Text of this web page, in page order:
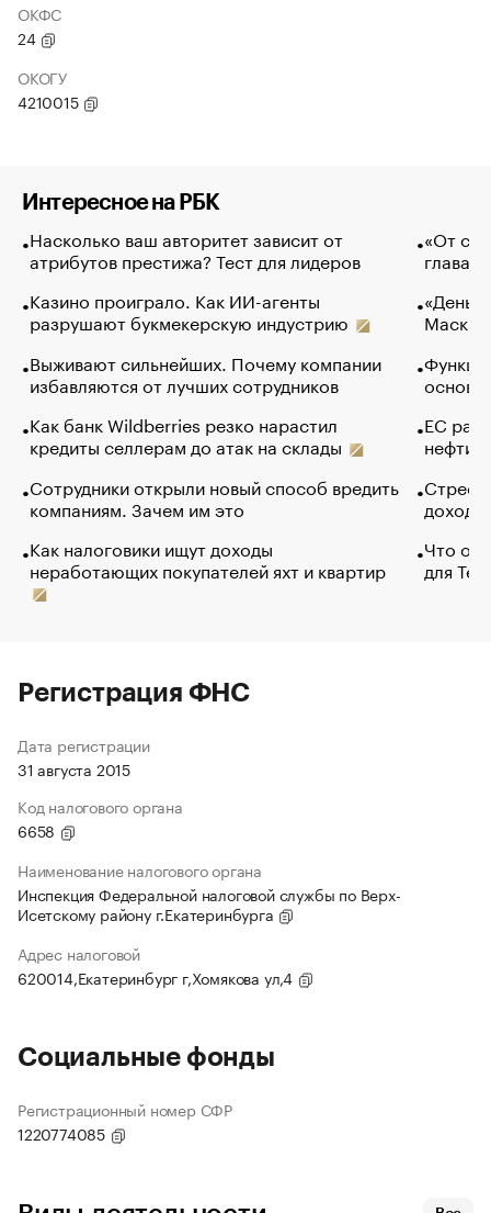
ОКФС
24
ОКОГУ
4210015
Интересное на РБК
Насколько ваш авторитет зависит от
атрибутов престижа? Тест для лидеров
Казино проиграло. Как ИИ-агенты
разрушают букмекерскую индустрию
Выживают сильнейших. Почему компании
избавляются от лучших сотрудников
Как банк Wildberries резко нарастил
кредиты селлерам до атак на склады
Сотрудники открыли новый способ вредить
компаниям. Зачем им это
Как налоговики ищут доходы
неработающих покупателей яхт и квартир
«От
глава
Маск в
основ
ЕС
нефти
Что
для
Регистрация ФНС
Дата регистрации
31 августа 2015
Код налогового органа
6658
Наименование налогового органа
Инспекция Федеральной налоговой службы по Верх-
Исетскому району г.Екатеринбурга
Адрес налоговой
620014,Екатеринбург г,Хомякова ул,4
Социальные фонды
Регистрационный номер СФР
1220774085